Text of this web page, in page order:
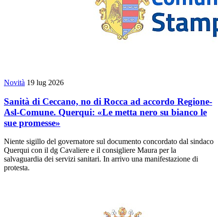
Novità 19 lug 2026
Sanità di Ceccano, no di Rocca ad accordo Regione-
Asl-Comune. Querqui: «Le metta nero su bianco le
sue promesse»
Niente sigillo del governatore sul documento concordato dal sindaco
Querqui con il dg Cavaliere e il consigliere Maura per la
salvaguardia dei servizi sanitari. In arrivo una manifestazione di
protesta.